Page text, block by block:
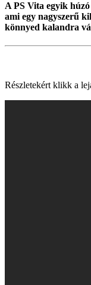
A PS Vita egyik
ami egy nagyszerű
könnyed kalandra
Részletekért klikk a